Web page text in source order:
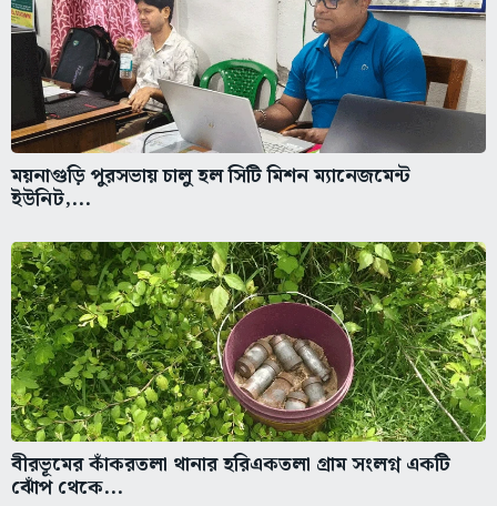
ময়নাগুড়ি পুরসভায় চালু হল সিটি মিশন ম্যানেজমেন্ট
ইউনিট,...
বীরভূমের কাঁকরতলা থানার হরিএকতলা গ্রাম সংলগ্ন একটি
ঝোঁপ থেকে...